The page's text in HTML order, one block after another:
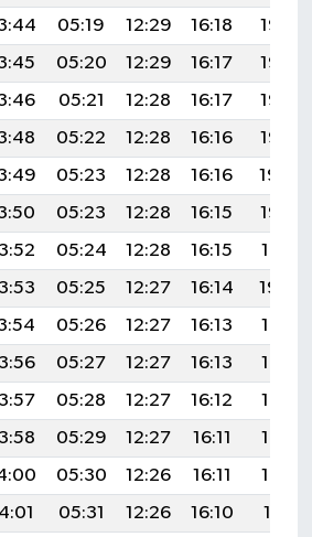
05:19 12:29 16:18
19:28
05:20 12:29 16:17
19:27
05:21 12:28 16:17
19:26
05:22 12:28 16:16
19:25
05:23 12:28 16:16
19:24
05:23 12:28 16:15
19:22
05:24 12:28 16:15
19:21
05:25 12:27 16:14
19:20
05:26 12:27 16:13
19:18
05:27 12:27 16:13
19:17
05:28 12:27 16:12
19:16
05:29 12:27 16:11
19:14
05:30 12:26 16:11
19:13
05:31 12:26 16:10
19:11